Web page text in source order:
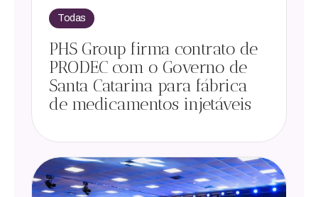
Todas
PHS Group firma contrato de
PRODEC com o Governo de
Santa Catarina para fábrica
de medicamentos injetáveis